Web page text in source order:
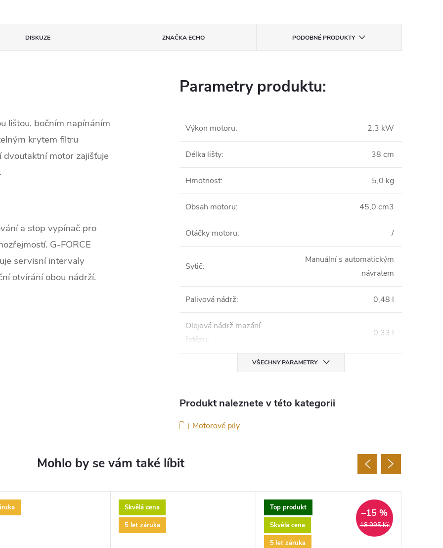
DISKUZE ZNAČKA ECHO PODOBNÉ PRODUKTY
lištou, bočním napínáním
krytem filtru
motor zajišťuje
a stop vypínač pro
G-FORCE
servisní intervaly
otvírání obou nádrží.
Parametry produktu:
Výkon motoru: 2,3 kW
Délka lišty: 38 cm
Hmotnost: 5,0 kg
Obsah motoru: 45,0 cm3
Otáčky motoru: /
Sytič:
Manuální s automatickým
návratem
Palivová nádrž: 0,48 l
Olejová nádrž mazání
řetězu :
0,33 l
VŠECHNY PARAMETRY
Produkt naleznete v této kategorii
Motorové pily
Skvělá cena
5 let záruka
Top produkt
Skvělá cena
5 let záruka
18 995 Kč
–15 %